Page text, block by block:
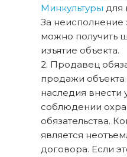
Минкультуры для
За неисполнение
можно получить
изъятие объекта.
2. Продавец
продажи объекта
наследия внести
соблюдении
обязательства.
является
договора. Если